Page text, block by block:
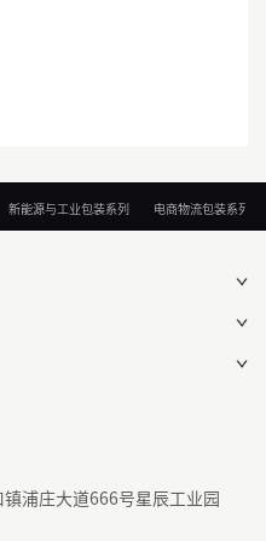
新能源与工业包装系列 电商物流包装系列
浦庄大道666号星辰工业园